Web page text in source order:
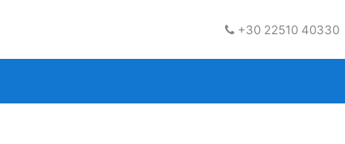
+30 22510 40330